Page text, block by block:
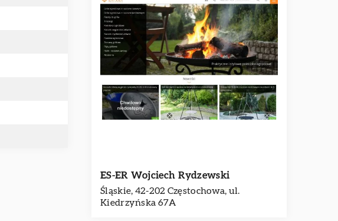
ES-ER Wojciech Rydzewski
Śląskie, 42-202 Częstochowa, ul.
Kiedrzyńska 67A